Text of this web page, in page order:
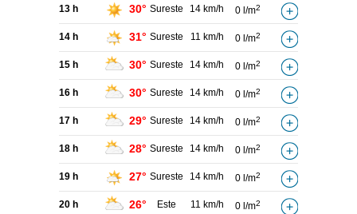
13 h 30° Sureste 14 km/h 0 l/m2
14 h 31° Sureste 11 km/h 0 l/m2
15 h 30° Sureste 14 km/h 0 l/m2
16 h 30° Sureste 14 km/h 0 l/m2
17 h 29° Sureste 14 km/h 0 l/m2
18 h 28° Sureste 14 km/h 0 l/m2
19 h 27° Sureste 14 km/h 0 l/m2
20 h 26° Este 11 km/h 0 l/m2